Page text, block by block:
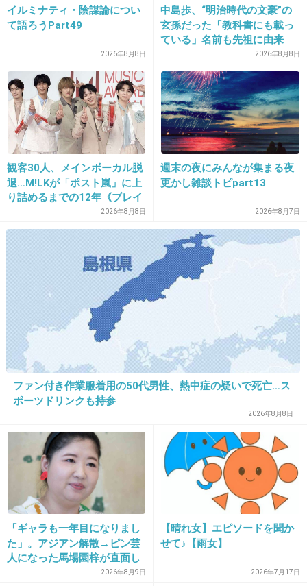
昔、政治と宗教の話は外ではするなと曽祖父に言われた事
がある。
曽祖父自身が若い頃に誤解されて半年程度勾留された話を
その時に大怪我したせいだと思う。
+5 -0
子供とは話すかな
ニュース見てるときとか
31. 匿名 2026/07/08(水) 11:55:42
ない
+0 -0
32. 匿名2026/07/08(水) 11:57:33
>>22
中道代表が「数で押し通すのはおかしい！」と言っていた
のだけど、国民が投票して選ばれた人達が決めてるんだか
ら全くおかしくない。
それでなければ何のための選挙？だよね。
自分たちは数がないから創価と一緒になったくせに
1件の返信
イルミナティ・陰謀論につい
て語ろうPart49
2026年8月8日
中島歩、“明治時代の文豪”の
玄孫だった「教科書にも載っ
ている」名前も先祖に由来
2026年8月8日
観客30人、メインボーカル脱
退…M!LKが「ポスト嵐」に上
り詰めるまでの12年《ブレイ
2026年8月8日
週末の夜にみんなが集まる夜
更かし雑談トピpart13
2026年8月7日
ファン付き作業服着用の50代男性、熱中症の疑いで死亡…ス
ポーツドリンクも持参
2026年8月8日
「ギャラも一年目になりまし
た」。アジアン解散→ピン芸
人になった馬場園梓が直面し
た現実、そして携える芸人と
2026年8月9日
【晴れ女】エピソードを聞か
せて♪【雨女】
2026年7月17日